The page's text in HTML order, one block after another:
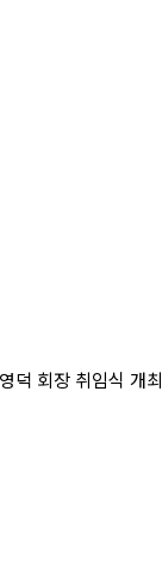
덕 회장 취임식 개최